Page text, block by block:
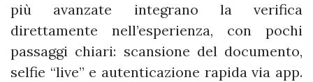
più avanzate integrano la verifica
direttamente nell’esperienza, con pochi
passaggi chiari: scansione del documento,
selfie “live” e autenticazione rapida via app.